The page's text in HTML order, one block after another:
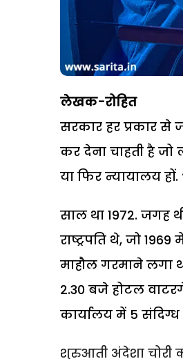
लेखक-रोहित
सरकार हर प्रकार से
कर देना चाहती है जो
या फिर न्यायालय
साल था 1972. जगह
राष्ट्रपति थे, जो
माहौल गरमाने लगा
2.30 बजे होटल
कार्यालय में 5
शुरुआती अंदेशा चोरी